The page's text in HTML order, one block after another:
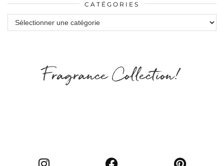
CATÉGORIES
Catégories
Fragrance Collection!